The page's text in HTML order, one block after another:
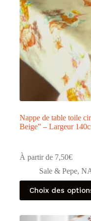
page
du
produit
Nappe de table toile
Beige” – Largeur
À partir de 7,50€
Sale & Pepe,
Choix des
Ce
produit
a